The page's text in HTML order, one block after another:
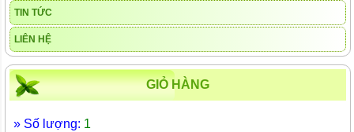
TIN TỨC
LIÊN HỆ
GIỎ HÀNG
» Số lượng: 1